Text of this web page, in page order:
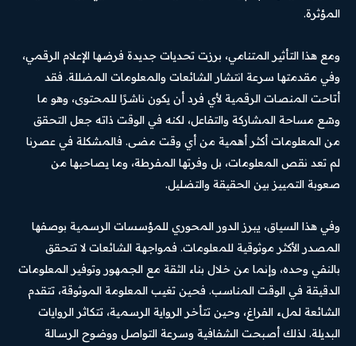
المؤثرة.
ومع هذا التأثير المتنامي، برزت تحديات جديدة فرضها الإعلام الرقمي،
وفي مقدمتها سرعة انتشار الشائعات والمعلومات المضللة. فقد
أتاحت المنصات الرقمية لأي فرد أن يكون ناشرًا للمحتوى، وهو ما
وسّع مساحة المشاركة والتفاعل، لكنه في الوقت ذاته جعل التحقق
من المعلومات أكثر أهمية من أي وقت مضى. فالمشكلة في عصرنا
لم تعد نقص المعلومات، بل وفرتها المفرطة، وما يصاحبها من
صعوبة التمييز بين الحقيقة والتضليل.
وفي هذا السياق، يبرز الدور المحوري للمؤسسات الرسمية بوصفها
المصدر الأكثر موثوقية للمعلومات. فمواجهة الشائعات لا تتحقق
بالنفي وحده، وإنما من خلال بناء الثقة مع الجمهور وتوفير المعلومات
الدقيقة في الوقت المناسب. فحين تغيب المعلومة الموثوقة، تتقدم
الشائعة لملء الفراغ، وحين تتأخر الرواية الرسمية، تتكاثر الروايات
البديلة. لذلك أصبحت الشفافية وسرعة التواصل ووضوح الرسالة